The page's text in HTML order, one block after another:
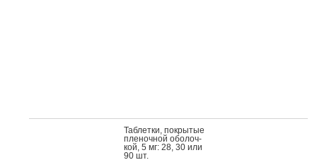
Таб­летки, пок­ры­тые
пле­ноч­ной обо­лоч­
кой, 5 мг: 28, 30 или
90 шт.